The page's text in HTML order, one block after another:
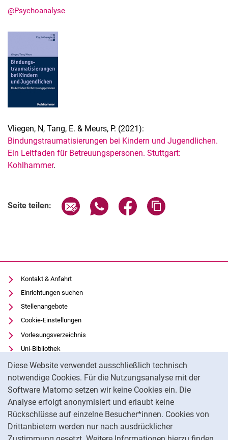
Diese Website verwendet ausschließlich technisch
notwendige Cookies. Für die Nutzungsanalyse mit der
Software Matomo setzen wir keine Cookies ein. Die
Analyse erfolgt anonymisiert und erlaubt keine
Rückschlüsse auf einzelne Besucher*innen. Cookies von
Drittanbietern werden nur nach ausdrücklicher
@Psychoanalyse
Vliegen, N, Tang, E. & Meurs, P. (2021):
Bindungstraumatisierungen bei Kindern und Jugendlichen.
Ein Leitfaden für Betreuungspersonen. Stuttgart:
Kohlhammer.
Seite teilen: Seite über E-Mail teilen
Seite über WhatsApp teilen
Seite über Facebook
Kontakt & Anfahrt
Einrichtungen suchen
Stellenangebote
Cookie-Einstellungen
Vorlesungsverzeichnis
Uni-Bibliothek
Moodle
Panopto
Datenschutz
Barrierefreiheit
Transparenter KI-Einsatz